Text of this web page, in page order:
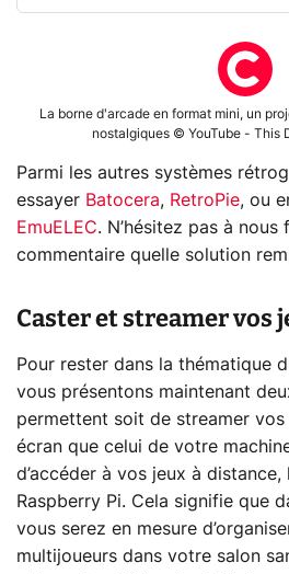
La borne d'arcade en format mini, un
nostalgiques © YouTube - This
Parmi les autres systèmes
essayer Batocera, RetroPie, ou
EmuELEC. N’hésitez pas à nous
commentaire quelle solution
Caster et streamer vos
Pour rester dans la thématique
vous présentons maintenant
permettent soit de streamer vos
écran que celui de votre
d’accéder à vos jeux à
Raspberry Pi. Cela signifie que
vous serez en mesure
multijoueurs dans votre salon